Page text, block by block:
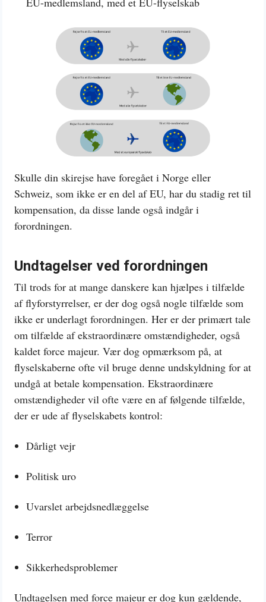
Skulle din skirejse have foregået i Norge eller
Schweiz, som ikke er en del af EU, har du stadig ret til
kompensation, da disse lande også indgår i
forordningen.
Undtagelser ved forordningen
Til trods for at mange danskere kan hjælpes i tilfælde
af flyforstyrrelser, er der dog også nogle tilfælde som
ikke er underlagt forordningen. Her er der primært tale
om tilfælde af ekstraordinære omstændigheder, også
kaldet force majeur. Vær dog opmærksom på, at
flyselskaberne ofte vil bruge denne undskyldning for at
undgå at betale kompensation. Ekstraordinære
omstændigheder vil ofte være en af følgende tilfælde,
der er ude af flyselskabets kontrol:
Dårligt vejr
Politisk uro
Uvarslet arbejdsnedlæggelse
Terror
Sikkerhedsproblemer
Undtagelsen med force majeur er dog kun gældende,